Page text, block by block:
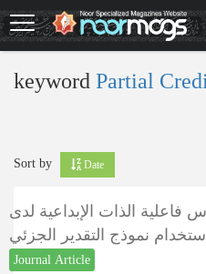
Skip
to
main
keyword Partial
Sort by Date
فاعلية الذات الإبداعية لدى
نموذج التقدير الجزئي
Journal Article